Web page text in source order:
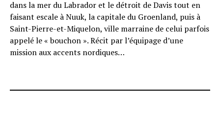
dans la mer du Labrador et le détroit de Davis tout en
faisant escale à Nuuk, la capitale du Groenland, puis à
Saint-Pierre-et-Miquelon, ville marraine de celui parfois
appelé le « bouchon ». Récit par l’équipage d’une
mission aux accents nordiques…